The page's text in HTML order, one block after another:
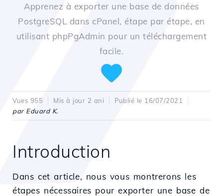
Apprenez à exporter une base de données
PostgreSQL dans cPanel, étape par étape, en
utilisant phpPgAdmin pour un téléchargement
facile.
Vues 955 Mis à jour 2 ani
Publié le 16/07/2021
par Eduard K.
Introduction
Dans cet article, nous vous montrerons les
étapes nécessaires pour exporter une base de